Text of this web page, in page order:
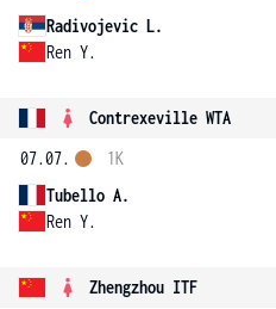
Radivojevic L.
Ren Y.
Contrexeville WTA
07.07.
Tubello A.
Ren Y.
1K
Zhengzhou ITF